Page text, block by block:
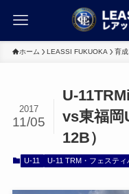
ホーム LEASSI FUKUOKA 育
U-
vs東福岡
12B）
2017
11/05
U-11 U-11 TRM・フェスティ